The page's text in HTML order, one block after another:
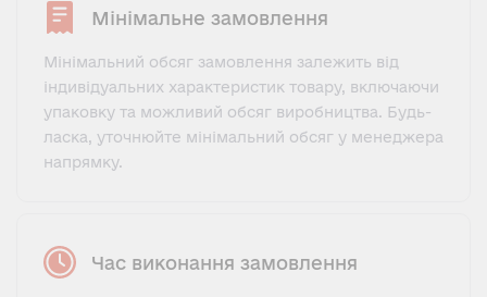
Мінімальне замовлення
Мінімальний обсяг замовлення залежить від
індивідуальних характеристик товару, включаючи
упаковку та можливий обсяг виробництва. Будь-
ласка, уточнюйте мінімальний обсяг у менеджера
напрямку.
Час виконання замовлення